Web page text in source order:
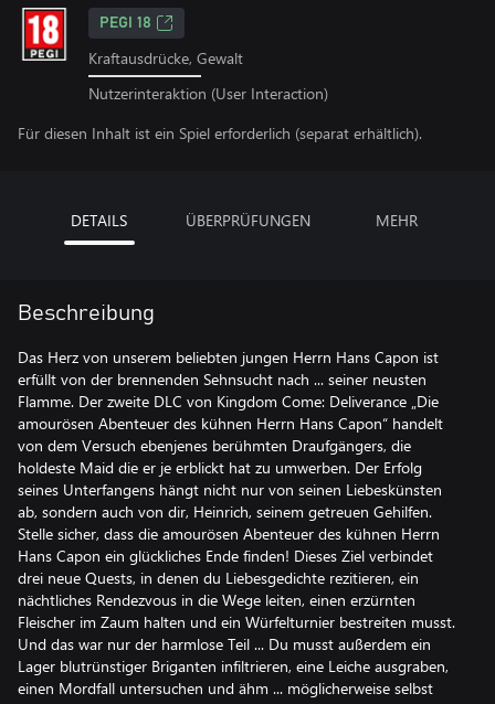
PEGI 18
Kraftausdrücke, Gewalt
Nutzerinteraktion (User Interaction)
Für diesen Inhalt ist ein Spiel erforderlich (separat erhältlich).
DETAILS ÜBERPRÜFUNGEN MEHR
Beschreibung
Das Herz von unserem beliebten jungen Herrn Hans Capon ist
erfüllt von der brennenden Sehnsucht nach ... seiner neusten
Flamme. Der zweite DLC von Kingdom Come: Deliverance „Die
amourösen Abenteuer des kühnen Herrn Hans Capon“ handelt
von dem Versuch ebenjenes berühmten Draufgängers, die
holdeste Maid die er je erblickt hat zu umwerben. Der Erfolg
seines Unterfangens hängt nicht nur von seinen Liebeskünsten
ab, sondern auch von dir, Heinrich, seinem getreuen Gehilfen.
Stelle sicher, dass die amourösen Abenteuer des kühnen Herrn
Hans Capon ein glückliches Ende finden! Dieses Ziel verbindet
drei neue Quests, in denen du Liebesgedichte rezitieren, ein
nächtliches Rendezvous in die Wege leiten, einen erzürnten
Fleischer im Zaum halten und ein Würfelturnier bestreiten musst.
Und das war nur der harmlose Teil ... Du musst außerdem ein
Lager blutrünstiger Briganten infiltrieren, eine Leiche ausgraben,
einen Mordfall untersuchen und ähm ... möglicherweise selbst